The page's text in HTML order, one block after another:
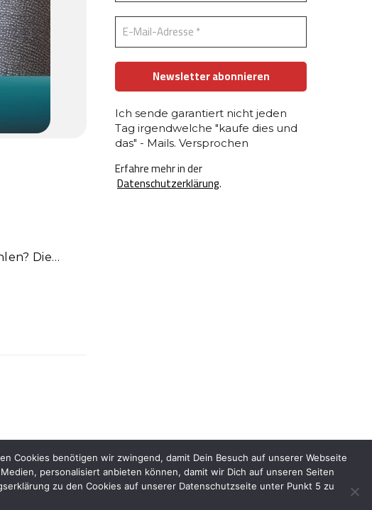
Die…
Ich sende garantiert nicht jeden
Tag irgendwelche "kaufe dies und
das" - Mails. Versprochen
Erfahre mehr in der
Datenschutzerklärung.
Kontakt:: Bildnachweise::Datenschutz::Impressum
Cookies benötigen wir zwingend, damit Dein Besuch auf unserer Webseite
personalisiert anbieten können, damit wir Dich auf unseren Seiten
zu den Cookies auf unserer Datenschutzseite unter Punkt 5 zu